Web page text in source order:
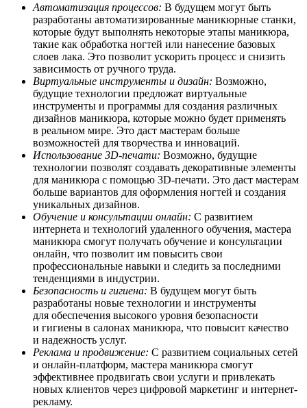
Автоматизация процессов: В будущем могут быть
разработаны автоматизированные маникюрные станки,
которые будут выполнять некоторые этапы маникюра,
такие как обработка ногтей или нанесение базовых
слоев лака. Это позволит ускорить процесс и снизить
зависимость от ручного труда.
Виртуальные инструменты и дизайн: Возможно,
будущие технологии предложат виртуальные
инструменты и программы для создания различных
дизайнов маникюра, которые можно будет применять
в реальном мире. Это даст мастерам больше
возможностей для творчества и инноваций.
Использование 3D-печати: Возможно, будущие
технологии позволят создавать декоративные элементы
для маникюра с помощью 3D-печати. Это даст мастерам
больше вариантов для оформления ногтей и создания
уникальных дизайнов.
Обучение и консультации онлайн: С развитием
интернета и технологий удаленного обучения, мастера
маникюра смогут получать обучение и консультации
онлайн, что позволит им повысить свои
профессиональные навыки и следить за последними
тенденциями в индустрии.
Безопасность и гигиена: В будущем могут быть
разработаны новые технологии и инструменты
для обеспечения высокого уровня безопасности
и гигиены в салонах маникюра, что повысит качество
и надежность услуг.
Реклама и продвижение: С развитием социальных сетей
и онлайн-платформ, мастера маникюра смогут
эффективнее продвигать свои услуги и привлекать
новых клиентов через цифровой маркетинг и интернет-
рекламу.